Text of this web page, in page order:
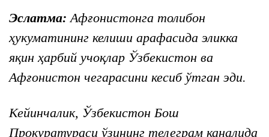
Эслатма: Афғонистонга толибон
ҳукуматининг келиши арафасида эликка
яқин ҳарбий учоқлар Ўзбекистон ва
Афғонистон чегарасини кесиб ўтган эди.
Кейинчалик, Ўзбекистон Бош
Прокуратураси ўзининг телеграм каналида